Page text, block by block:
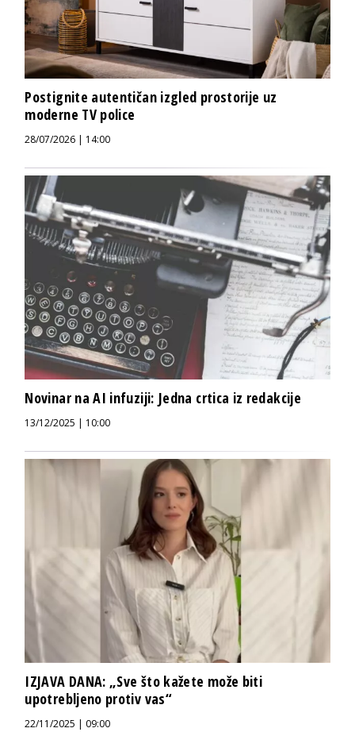
Postignite autentičan izgled prostorije uz
moderne TV police
28/07/2026 | 14:00
Novinar na AI infuziji: Jedna crtica iz redakcije
13/12/2025 | 10:00
IZJAVA DANA: „Sve što kažete može biti
upotrebljeno protiv vas“
22/11/2025 | 09:00